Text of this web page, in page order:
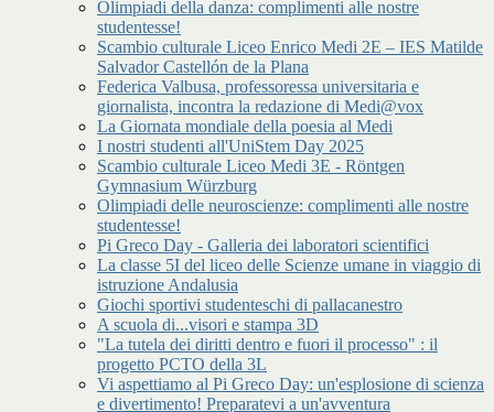
Olimpiadi della danza: complimenti alle nostre
studentesse!
Scambio culturale Liceo Enrico Medi 2E – IES Matilde
Salvador Castellón de la Plana
Federica Valbusa, professoressa universitaria e
giornalista, incontra la redazione di Medi@vox
La Giornata mondiale della poesia al Medi
I nostri studenti all'UniStem Day 2025
Scambio culturale Liceo Medi 3E - Röntgen
Gymnasium Würzburg
Olimpiadi delle neuroscienze: complimenti alle nostre
studentesse!
Pi Greco Day - Galleria dei laboratori scientifici
La classe 5I del liceo delle Scienze umane in viaggio di
istruzione Andalusia
Giochi sportivi studenteschi di pallacanestro
A scuola di...visori e stampa 3D
"La tutela dei diritti dentro e fuori il processo" : il
progetto PCTO della 3L
Vi aspettiamo al Pi Greco Day: un'esplosione di scienza
e divertimento! Preparatevi a un'avventura